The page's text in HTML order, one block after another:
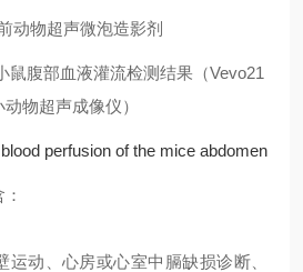
鼠腹部血液灌流检测结果（Vevo21
动物超声成像仪）
perfusion of the mice abdomen
、心房或心室中膈缺损诊断、